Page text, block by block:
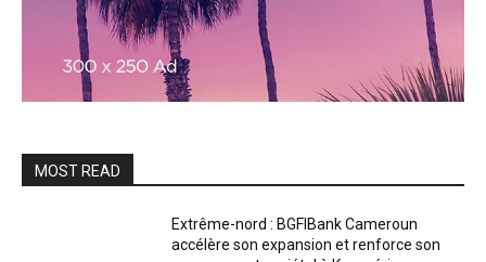
MOST READ
Extrême-nord : BGFIBank Cameroun
accélère son expansion et renforce son